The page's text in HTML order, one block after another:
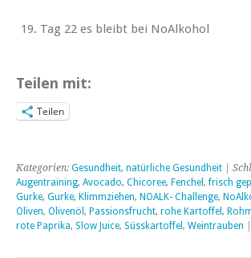
Tag 22 es bleibt bei NoAlkohol
Teilen mit:
Teilen
Kategorien: Gesundheit, natürliche Gesundheit |
Augentraining, Avocado, Chicoree, Fenchel ,frisch
Gurke, Gurke, Klimmziehen, NOALK- Challenge,
Oliven, Olivenöl , Passionsfrucht, rohe Kartoffel ,
rote Paprika, Slow Juice, Süsskartoffel , Weintrauben